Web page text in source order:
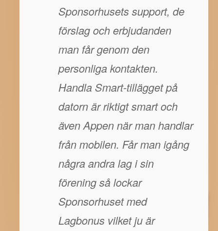
Sponsorhusets support, de
förslag och erbjudanden
man får genom den
personliga kontakten.
Handla Smart-tillägget på
datorn är riktigt smart och
även Appen när man handlar
från mobilen. Får man igång
några andra lag i sin
förening så lockar
Sponsorhuset med
Lagbonus vilket ju är